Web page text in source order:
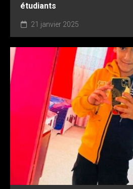
étudiants
21 janvier 2025